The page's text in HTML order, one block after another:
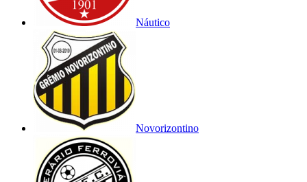
Náutico
Novorizontino